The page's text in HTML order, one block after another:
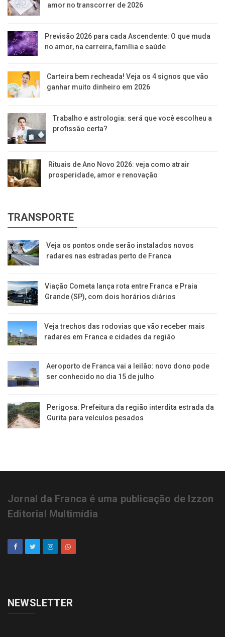
amor no transcorrer de 2026
Previsão 2026 para cada Ascendente: O que muda
no amor, na carreira, família e saúde
Carteira bem recheada! Veja os 4 signos que vão
ganhar muito dinheiro em 2026
Trabalho e astrologia: será que você escolheu a
profissão certa?
Rituais de Ano Novo 2026: veja como atrair
prosperidade, amor e renovação
TRANSPORTE
Veja os pontos onde serão instalados novos
radares nas estradas perto de Franca
Viação Cometa lança rota entre Franca e Praia
Grande (SP), com dois horários diários
Veja trechos das rodovias que vão receber mais
radares em Franca e cidades da região
Aeroporto de Franca vai a leilão: novo dono pode
ser conhecido no dia 15 de julho
Perigosa: Prefeitura da região interdita estrada da
Gurita para veículos pesados
Jornal da Franca é uma publicação de Izzon
Editorial Multimídia
NEWSLETTER